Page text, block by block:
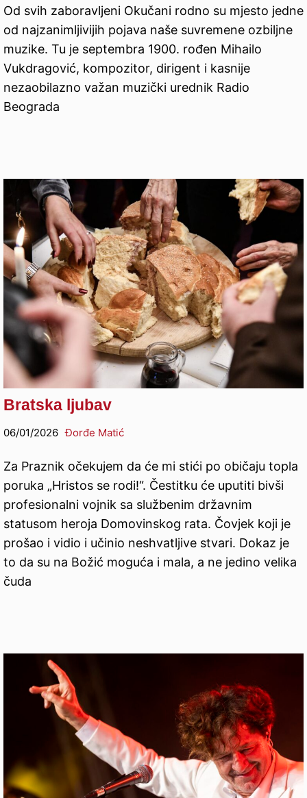
Od svih zaboravljeni Okučani rodno su mjesto jedne
od najzanimljivijih pojava naše suvremene ozbiljne
muzike. Tu je septembra 1900. rođen Mihailo
Vukdragović, kompozitor, dirigent i kasnije
nezaobilazno važan muzički urednik Radio
Beograda
Bratska ljubav
06/01/2026 Đorđe Matić
Za Praznik očekujem da će mi stići po običaju topla
poruka „Hristos se rodi!“. Čestitku će uputiti bivši
profesionalni vojnik sa službenim državnim
statusom heroja Domovinskog rata. Čovjek koji je
prošao i vidio i učinio neshvatljive stvari. Dokaz je
to da su na Božić moguća i mala, a ne jedino velika
čuda